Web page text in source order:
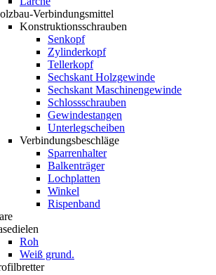
Verbindungsmittel
Konstruktionsschrauben
Senkopf
Zylinderkopf
Tellerkopf
Sechskant Holzgewinde
Sechskant Maschinengewinde
Schlossschrauben
Gewindestangen
Unterlegscheiben
Verbindungsbeschläge
Sparrenhalter
Balkenträger
Lochplatten
Winkel
Rispenband
Roh
Weiß grund.